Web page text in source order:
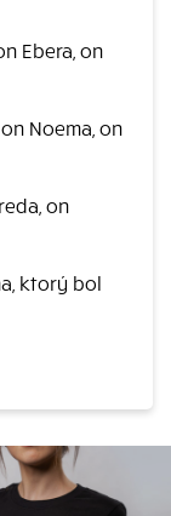
Ebera, on
Noema, on
on
ktorý bol